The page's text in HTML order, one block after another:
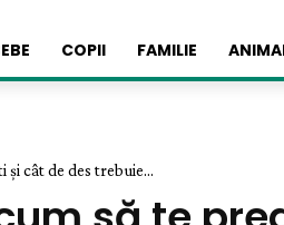
COPII FAMILIE
cât de des trebuie...